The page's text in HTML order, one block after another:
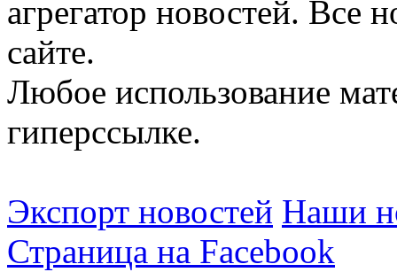
агрегатор новостей. Все
сайте.
Любое использование
гиперссылке.
Экспорт новостей Наши
Страница на Facebook